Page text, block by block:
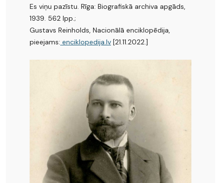
Es viņu pazīstu. Rīga: Biografiskā archiva apgāds,
1939. 562 lpp.;
Gustavs Reinholds, Nacionālā enciklopēdija,
pieejams: enciklopedija.lv [21.11.2022.]